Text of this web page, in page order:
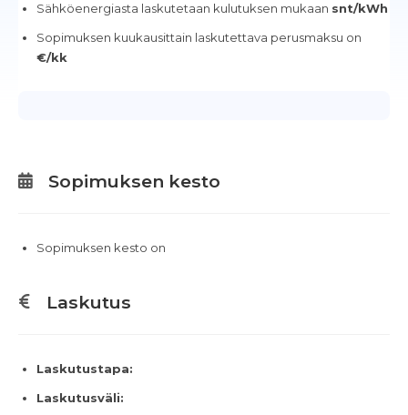
Sähköenergiasta laskutetaan kulutuksen mukaan snt/kWh
Sopimuksen kuukausittain laskutettava perusmaksu on
€/kk
Sopimuksen kesto
Sopimuksen kesto on
Laskutus
Laskutustapa:
Laskutusväli: